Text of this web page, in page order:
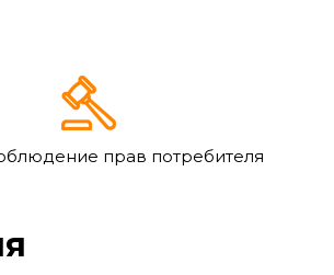
прав потребителя